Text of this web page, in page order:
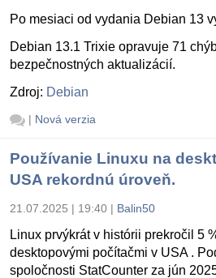
Po mesiaci od vydania Debian 13
Debian 13.1 Trixie opravuje 71
bezpečnostných aktualizácií.
Zdroj: Debian
| Nová verzia
Používanie Linuxu na
USA rekordnú úroveň.
21.07.2025 | 19:40 | Balin50
Linux prvýkrát v histórii prekročil 5
desktopovými počítačmi v USA .
spoločnosti StatCounter za jún